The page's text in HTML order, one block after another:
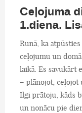
Ceļojuma
1.diena.
Runā, ka
ceļojumu un
laikā. Es savukārt
– plānojot, ceļojot
Ilgi prātoju, kāds
un nonācu pie